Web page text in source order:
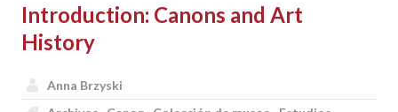
IS
COLD
Introduction: Canons and Art
History
Anna Brzyski